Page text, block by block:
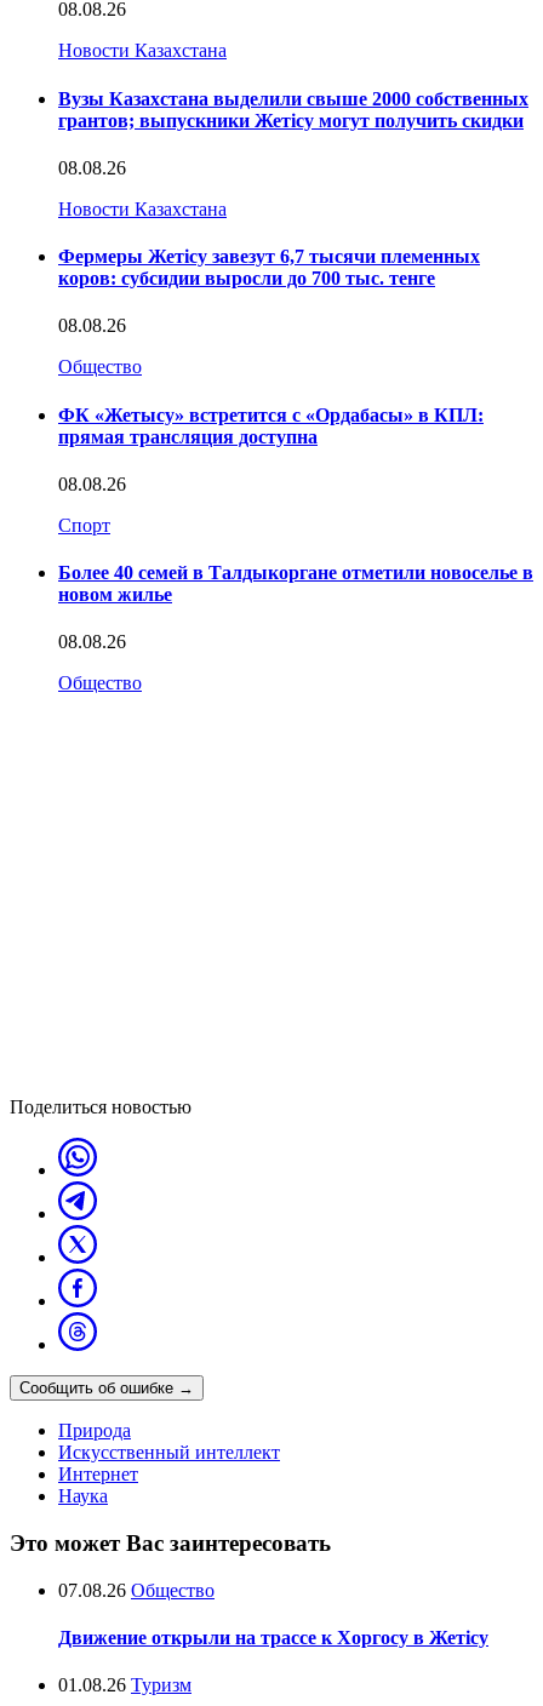
08.08.26
Новости Казахстана
Вузы Казахстана выделили свыше 2000 собственных
грантов; выпускники Жетісу могут получить скидки
08.08.26
Новости Казахстана
Фермеры Жетісу завезут 6,7 тысячи племенных
коров: субсидии выросли до 700 тыс. тенге
08.08.26
Общество
ФК «Жетысу» встретится с «Ордабасы» в КПЛ:
прямая трансляция доступна
08.08.26
Спорт
Более 40 семей в Талдыкоргане отметили новоселье в
новом жилье
08.08.26
Общество
Поделиться новостью
Сообщить об ошибке →
Природа
Искусственный интеллект
Интернет
Наука
Это может Вас заинтересовать
07.08.26 Общество
Движение открыли на трассе к Хоргосу в Жетісу
01.08.26 Туризм